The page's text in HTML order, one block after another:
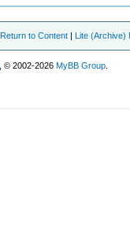
Return to Content | Lite (Archive)
, © 2002-2026MyBB Group